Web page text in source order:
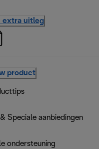
extra uitleg
product
Speciale aanbiedingen
ondersteuning